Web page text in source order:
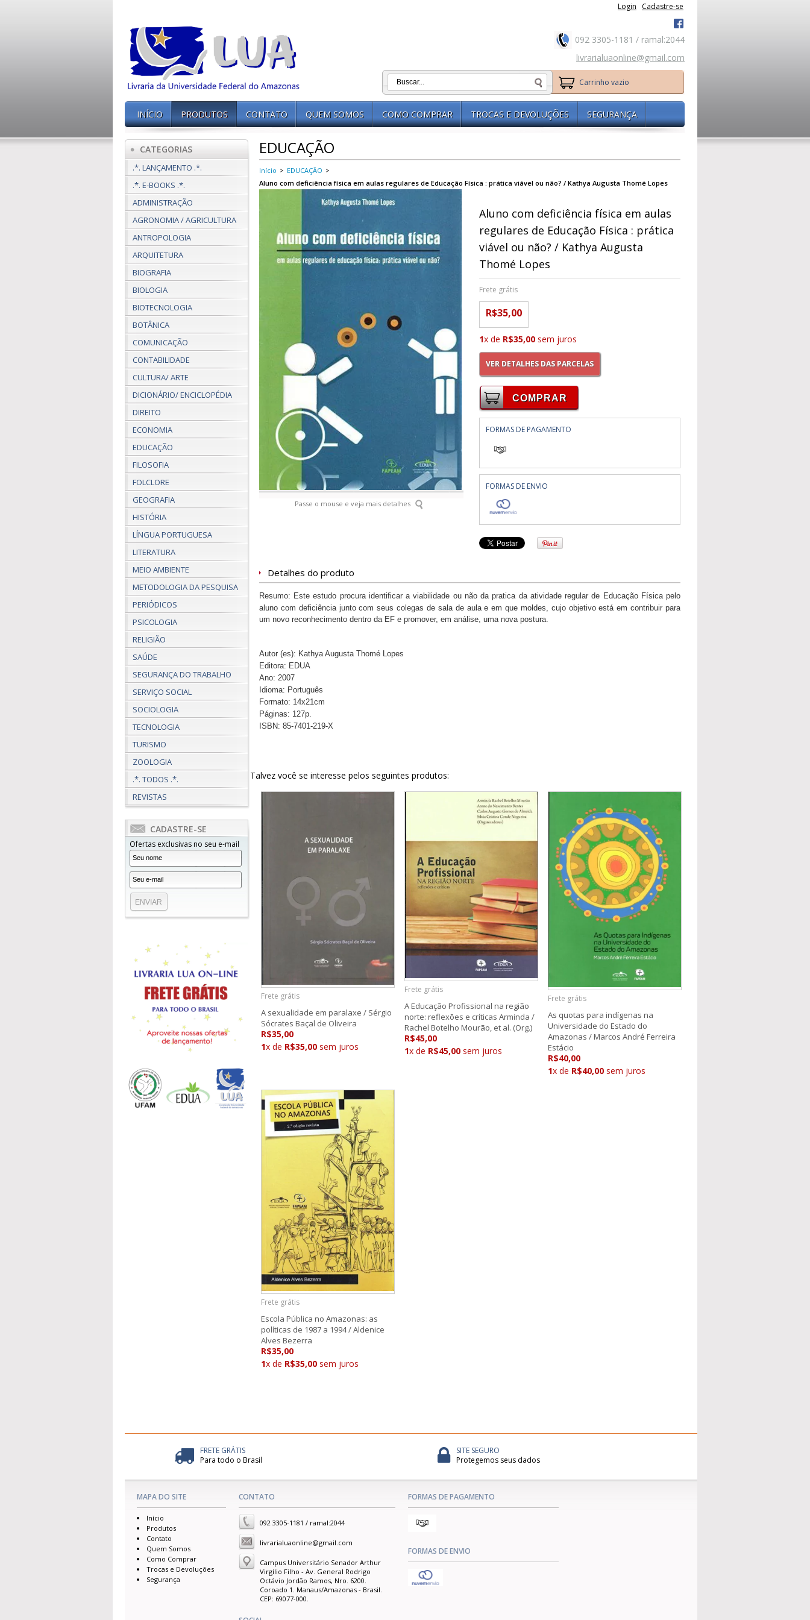
Login Cadastre-se
092 3305-1181 / ramal:2044
livrarialuaonline@gmail.com
Carrinho vazio
INÍCIO PRODUTOS CONTATO QUEM SOMOS COMO COMPRAR TROCAS E DEVOLUÇÕES SEGURANÇA
CATEGORIAS
.*. LANÇAMENTO .*.
.*. E-BOOKS .*.
ADMINISTRAÇÃO
AGRONOMIA / AGRICULTURA
ANTROPOLOGIA
ARQUITETURA
BIOGRAFIA
BIOLOGIA
BIOTECNOLOGIA
BOTÂNICA
COMUNICAÇÃO
CONTABILIDADE
CULTURA/ ARTE
DICIONÁRIO/ ENCICLOPÉDIA
DIREITO
ECONOMIA
EDUCAÇÃO
FILOSOFIA
FOLCLORE
GEOGRAFIA
HISTÓRIA
LÍNGUA PORTUGUESA
LITERATURA
MEIO AMBIENTE
METODOLOGIA DA PESQUISA
PERIÓDICOS
PSICOLOGIA
RELIGIÃO
SAÚDE
SEGURANÇA DO TRABALHO
SERVIÇO SOCIAL
SOCIOLOGIA
TECNOLOGIA
TURISMO
ZOOLOGIA
.*. TODOS .*.
REVISTAS
CADASTRE-SE
Ofertas exclusivas no seu e-mail
EDUCAÇÃO
Início > EDUCAÇÃO >
Aluno com deficiência física em aulas regulares de Educação Física : prática viável ou não? / Kathya Augusta Thomé Lopes
Passe o mouse e veja mais detalhes
Aluno com deficiência física em aulas
regulares de Educação Física : prática
viável ou não? / Kathya Augusta
Thomé Lopes
Frete grátis
R$35,00
1x de R$35,00 sem juros
VER DETALHES DAS PARCELAS
FORMAS DE PAGAMENTO
FORMAS DE ENVIO
Detalhes do produto
Resumo: Este estudo procura identificar a viabilidade ou não da pratica da atividade regular de Educação Física pelo
aluno com deficiência junto com seus colegas de sala de aula e em que moldes, cujo objetivo está em contribuir para
um novo reconhecimento dentro da EF e promover, em análise, uma nova postura.
Autor (es): Kathya Augusta Thomé Lopes
Editora: EDUA
Ano: 2007
Idioma: Português
Formato: 14x21cm
Páginas: 127p.
ISBN: 85-7401-219-X
Talvez você se interesse pelos seguintes produtos:
Frete grátis
A sexualidade em paralaxe / Sérgio
Sócrates Baçal de Oliveira
R$35,00
1x de R$35,00 sem juros
Frete grátis
A Educação Profissional na região
norte: reflexões e críticas Arminda /
Rachel Botelho Mourão, et al. (Org.)
R$45,00
1x de R$45,00 sem juros
Frete grátis
As quotas para indígenas na
Universidade do Estado do
Amazonas / Marcos André Ferreira
Estácio
R$40,00
1x de R$40,00 sem juros
Frete grátis
Escola Pública no Amazonas: as
políticas de 1987 a 1994 / Aldenice
Alves Bezerra
R$35,00
1x de R$35,00 sem juros
FRETE GRÁTIS
Para todo o Brasil
SITE SEGURO
Protegemos seus dados
MAPA DO SITE
Início
Produtos
Contato
Quem Somos
Como Comprar
Trocas e Devoluções
Segurança
CONTATO
092 3305-1181 / ramal:2044
livrarialuaonline@gmail.com
Campus Universitário Senador Arthur
Virgílio Filho - Av. General Rodrigo
Octávio Jordão Ramos, Nro. 6200.
Coroado 1. Manaus/Amazonas - Brasil.
CEP: 69077-000.
FORMAS DE PAGAMENTO
FORMAS DE ENVIO